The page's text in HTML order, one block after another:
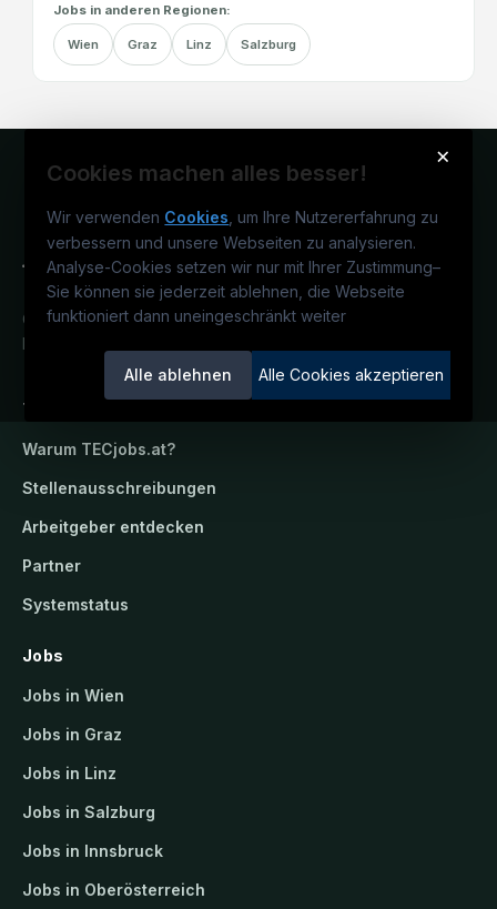
Jobs in anderen Regionen:
Wien Graz Linz Salzburg
×
Cookies machen alles besser!
Wir verwenden Cookies , um Ihre Nutzererfahrung zu
verbessern und unsere Webseiten zu analysieren.
Analyse-Cookies setzen wir nur mit Ihrer Zustimmung–
Sie können sie jederzeit ablehnen, die Webseite
funktioniert dann uneingeschränkt weiter
Alle ablehnen Alle Cookies akzeptieren
Österreichs technisches Karriereportal.
Ein Service der candidatis GmbH.
TECjobs.at
Warum TECjobs.at?
Stellenausschreibungen
Arbeitgeber entdecken
Partner
Systemstatus
Jobs
Jobs in Wien
Jobs in Graz
Jobs in Linz
Jobs in Salzburg
Jobs in Innsbruck
Jobs in Oberösterreich